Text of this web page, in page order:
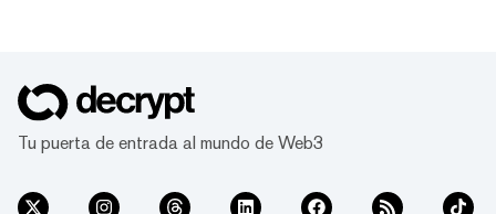
Tu puerta de entrada al mundo de Web3